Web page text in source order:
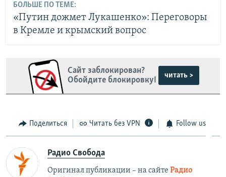
БОЛЬШЕ ПО ТЕМЕ:
«Путин дожмет Лукашенко»: Переговоры
в Кремле и крымский вопрос
Сайт заблокирован?
Обойдите блокировку!
читать >
Поделиться Читать без VPN Follow us
Радио Свобода
Оригинал публикации – на сайте Радио